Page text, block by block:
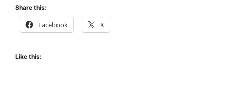
Share this:
Facebook X
Like this: